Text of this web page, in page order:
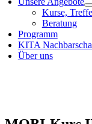
Kurse,
Beratung
Programm
KITA
Über uns